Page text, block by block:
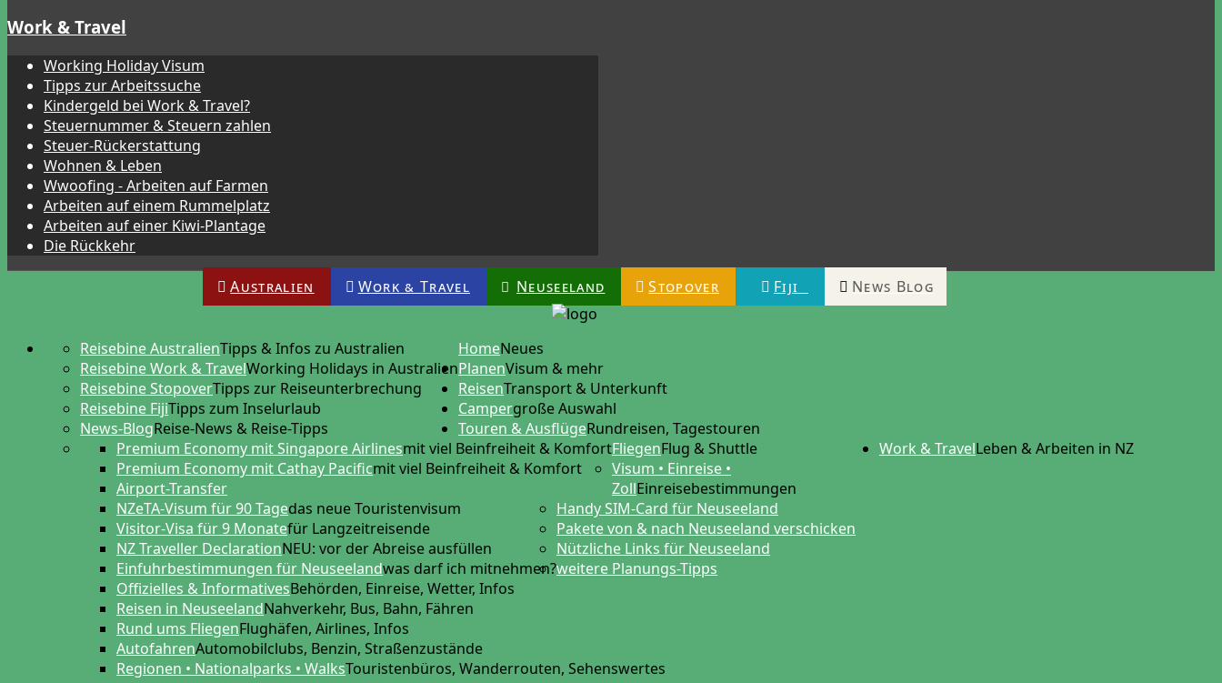
Work & Travel
Working Holiday Visum
Tipps zur Arbeitssuche
Kindergeld bei Work & Travel?
Steuernummer & Steuern zahlen
Steuer-Rückerstattung
Wohnen & Leben
Wwoofing - Arbeiten auf Farmen
Arbeiten auf einem Rummelplatz
Arbeiten auf einer Kiwi-Plantage
Die Rückkehr
Australien Work & Travel Neuseeland Stopover Fiji News Blog
HomeNeues
Reisebine AustralienTipps & Infos zu Australien
Reisebine Work & TravelWorking Holidays in Australien
Reisebine StopoverTipps zur Reiseunterbrechung
Reisebine FijiTipps zum Inselurlaub
News-BlogReise-News & Reise-Tipps
PlanenVisum & mehr
FliegenFlug & Shuttle
Premium Economy mit Singapore Airlinesmit viel Beinfreiheit & Komfort
Premium Economy mit Cathay Pacificmit viel Beinfreiheit & Komfort
Airport-Transfer
Visum • Einreise •
ZollEinreisebestimmungen
NZeTA-Visum für 90 Tagedas neue Touristenvisum
Visitor-Visa für 9 Monatefür Langzeitreisende
NZ Traveller DeclarationNEU: vor der Abreise ausfüllen
Einfuhrbestimmungen für Neuseelandwas darf ich mitnehmen?
Handy SIM-Card für Neuseeland
Pakete von & nach Neuseeland verschicken
Nützliche Links für Neuseeland
Offizielles & InformativesBehörden, Einreise, Wetter, Infos
Reisen in NeuseelandNahverkehr, Bus, Bahn, Fähren
Rund ums FliegenFlughäfen, Airlines, Infos
AutofahrenAutomobilclubs, Benzin, Straßenzustände
Regionen • Nationalparks • WalksTouristenbüros, Wanderrouten, Sehenswertes
weitere Planungs-Tipps
ReisenTransport & Unterkunft
Campergroße Auswahl
Touren & AusflügeRundreisen, Tagestouren
Work & TravelLeben & Arbeiten in NZ